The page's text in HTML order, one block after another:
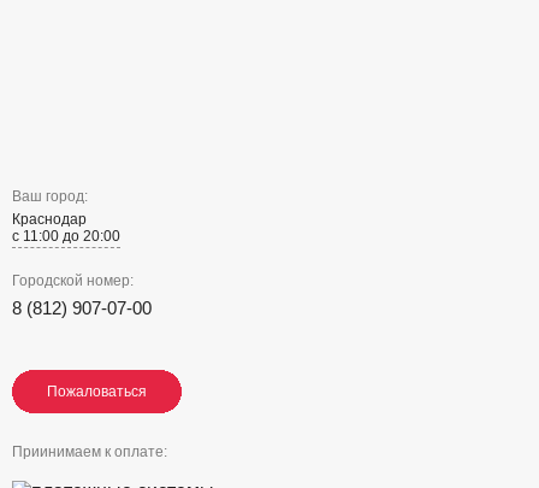
Ваш город:
Краснодар
с 11:00 до 20:00
Городской номер:
8 (812) 907-07-00
Пожаловаться
Пожаловаться
Пожаловаться
Приинимаем к оплате: